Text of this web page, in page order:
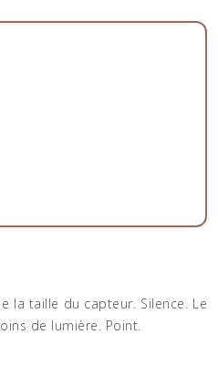
la taille du capteur. Silence. Le
de lumière. Point.